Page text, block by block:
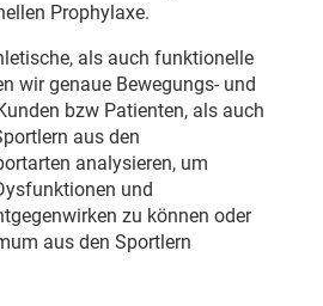
Prophylaxe.
als auch funktionelle
wir genaue Bewegungs- und
bzw Patienten, als auch
aus den
analysieren, um
und
zu können oder
aus den Sportlern